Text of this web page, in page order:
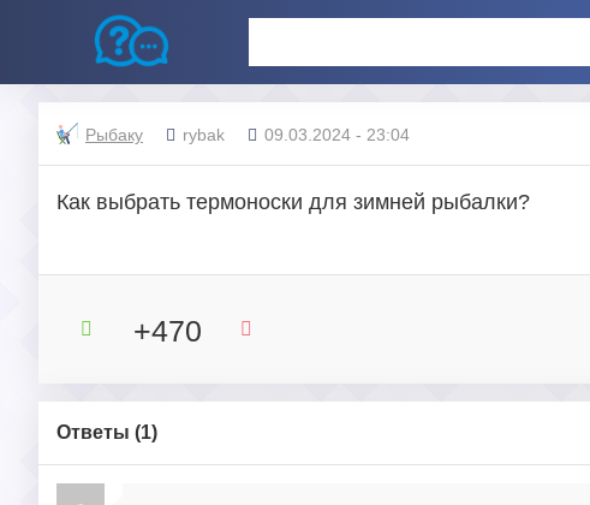
Рыбаку rybak 09.03.2024 - 23:04
Как выбрать термоноски для зимней рыбалки?
+470
Ответы (1)